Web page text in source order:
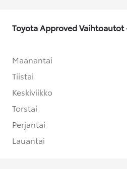
Toyota Approved
Maanantai
Tiistai
Keskiviikko
Torstai
Perjantai
Lauantai